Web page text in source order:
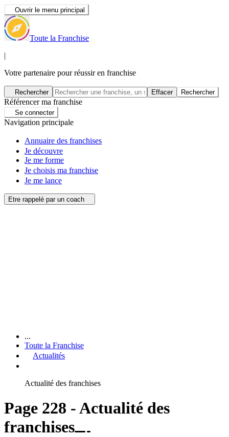
Ouvrir le menu principal
Toute la Franchise
|
Votre partenaire pour réussir en franchise
Rechercher Effacer Rechercher
Référencer ma franchise
Se connecter
Navigation principale
Annuaire des franchises
Je découvre
Je me forme
Je choisis ma franchise
Je me lance
Etre rappelé par un coach
...
Toute la Franchise
Actualités
Actualité des franchises
Page 228 - Actualité des
franchises